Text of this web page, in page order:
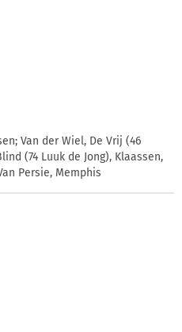
Van der Wiel, De Vrij (46
(74 Luuk de Jong), Klaassen,
Persie, Memphis